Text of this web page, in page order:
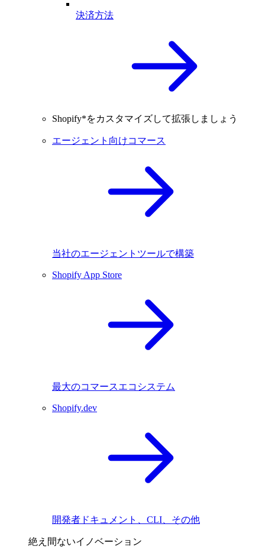
決済方法
Shopify*をカスタマイズして拡張しましょう
エージェント向けコマース
当社のエージェントツールで構築
Shopify App Store
最大のコマースエコシステム
Shopify.dev
開発者ドキュメント、CLI、その他
絶え間ないイノベーション